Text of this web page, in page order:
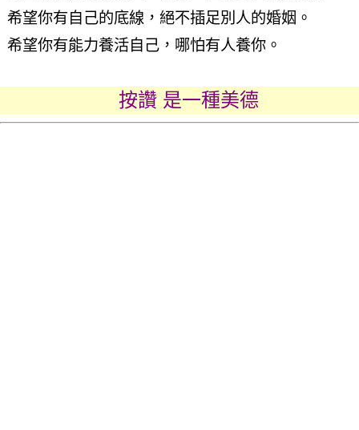
希望你有自己的底線，絕不插足別人的婚姻。
希望你有能力養活自己，哪怕有人養你。
按讚 是一種美德